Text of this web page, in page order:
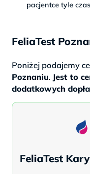
pacjentce tyle
FeliaTest
Poniżej podajemy
Poznaniu. Jest to
dodatkowych
FeliaTest